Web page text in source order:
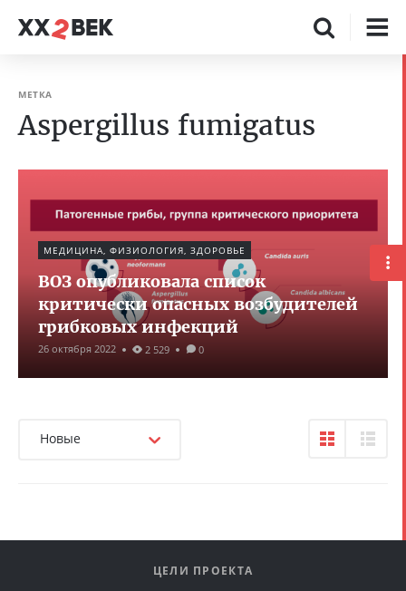
МЕТКА
Aspergillus fumigatus
МЕДИЦИНА, ФИЗИОЛОГИЯ, ЗДОРОВЬЕ
ВОЗ опубликовала список
критически опасных возбудителей
грибковых инфекций
26 октября 2022 2 529 0
Новые
ЦЕЛИ ПРОЕКТА